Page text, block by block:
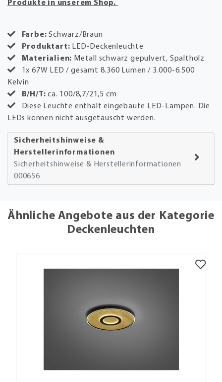
Produkte in unserem Shop.
Farbe: Schwarz/Braun
Produktart: LED-Deckenleuchte
Materialien: Metall schwarz gepulvert, Spaltholz
1x 67W LED / gesamt 8.360 Lumen / 3.000-6.500
Kelvin
B/H/T:ca. 100/8,7/21,5 cm
Diese Leuchte enthält eingebaute LED-Lampen. Die
LEDs können nicht ausgetauscht werden.
Sicherheitshinweise &
Herstellerinformationen
Sicherheitshinweise & Herstellerinformationen
000656
Ähnliche Angebote aus der Kategorie
Deckenleuchten